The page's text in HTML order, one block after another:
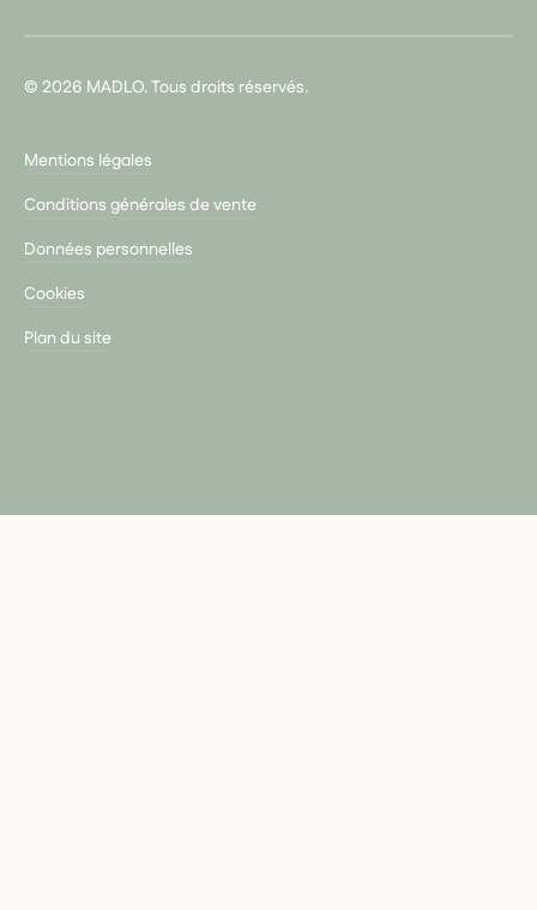
© 2026 MADLO. Tous droits réservés.
Mentions légales
Conditions générales de vente
Données personnelles
Cookies
Plan du site